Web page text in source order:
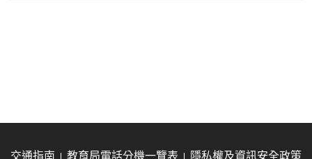
交通指南 教育局電話分機一覽表 隱私權及資訊安全政策